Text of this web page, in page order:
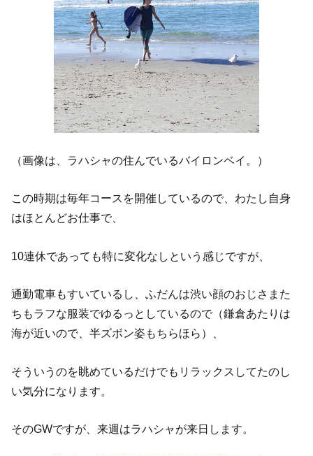
（画像は、ラハシャの住んでいるバイロンベイ。）
この時期は毎年コースを開催しているので、わたし自身
はほとんどお仕事で、
10連休であっても特に変化なしという感じですが、
通勤電車もすいているし、ふだんは渋い顔のおじさまた
ちもラフな服装でゆるっとしているので（鎌倉あたりは
海が近いので、半ズボン姿もちらほら）、
そういうのを眺めているだけでもリラックスしてたのし
い気分になります。
そのGWですが、来週はラハシャが来日します。